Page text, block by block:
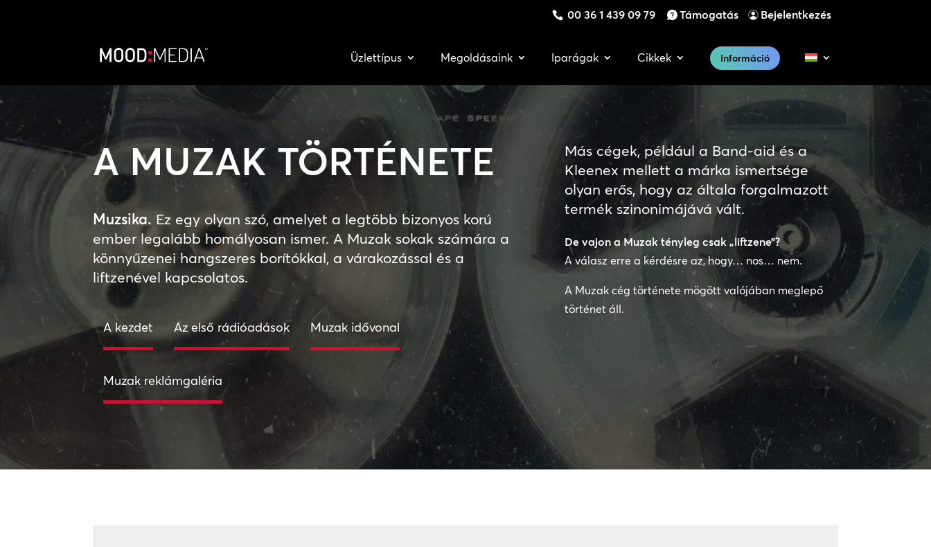
00 36 1 439 09 79 Támogatás Bejelentkezés
Üzlettípus Megoldásaink Iparágak Cikkek Információ
A MUZAK TÖRTÉNETE
Muzsika. Ez egy olyan szó, amelyet a legtöbb bizonyos korú
ember legalább homályosan ismer. A Muzak sokak számára a
könnyűzenei hangszeres borítókkal, a várakozással és a
liftzenével kapcsolatos.
A kezdet Az első rádióadások Muzak idővonal
Muzak reklámgaléria
Más cégek, például a Band-aid és a
Kleenex mellett a márka ismertsége
olyan erős, hogy az általa forgalmazott
termék szinonimájává vált.
De vajon a Muzak tényleg csak „liftzene”?
A válasz erre a kérdésre az, hogy… nos… nem.
A Muzak cég története mögött valójában meglepő
történet áll.